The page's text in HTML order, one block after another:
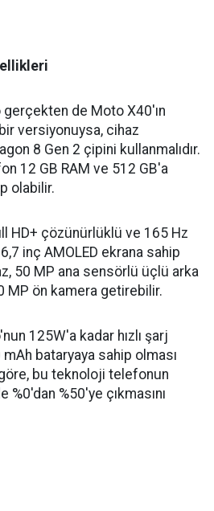
de Moto X40'ın
versiyonuysa, cihaz
8 Gen 2 çipini kullanmalıdır.
12 GB RAM ve 512 GB'a
olabilir.
HD+ çözünürlüklü ve 165 Hz
inç AMOLED ekrana sahip
50 MP ana sensörlü üçlü arka
MP ön kamera getirebilir.
125W'a kadar hızlı şarj
bataryaya sahip olması
bu teknoloji telefonun
%50'ye çıkmasını